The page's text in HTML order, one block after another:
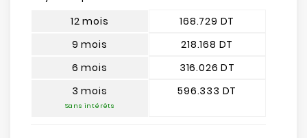
12 mois
9 mois
6 mois
3 mois
Sans intérêts
168.729 DT
218.168 DT
316.026 DT
596.333 DT